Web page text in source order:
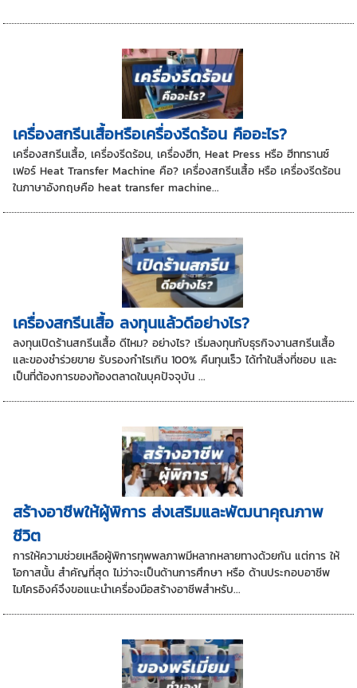
เครื่องสกรีนเสื้อหรือเครื่องรีดร้อน คืออะไร?
เครื่องสกรีนเสื้อ, เครื่องรีดร้อน, เครื่องฮีท, Heat Press หรือ ฮีททรานซ์
เฟอร์ Heat Transfer Machine คือ? เครื่องสกรีนเสื้อ หรือ เครื่องรีดร้อน
ในภาษาอังกฤษคือ heat transfer machine...
เครื่องสกรีนเสื้อ ลงทุนแล้วดีอย่างไร?
ลงทุนเปิดร้านสกรีนเสื้อ ดีไหม? อย่างไร? เริ่มลงทุนกับธุรกิจงานสกรีนเสื้อ
และของชำร่วยขาย รับรองกำไรเกิน 100% คืนทุนเร็ว ได้ทำในสิ่งที่ชอบ และ
เป็นที่ต้องการของท้องตลาดในบุคปัจจุบัน ...
สร้างอาชีพให้ผู้พิการ ส่งเสริมและพัฒนาคุณภาพ
ชีวิต
การให้ความช่วยเหลือผู้พิการทุพพลภาพมีหลากหลายทางด้วยกัน แต่การ ให้
โอกาสนั้น สำคัญที่สุด ไม่ว่าจะเป็นด้านการศึกษา หรือ ด้านประกอบอาชีพ
ไมโครอิงค์จึงขอแนะนำเครื่องมือสร้างอาชีพสำหรับ...